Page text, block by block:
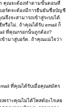
คุณจะต้องทำตามขั้นตอนที่
อร์ดจะต้องมีการยืนยันชื่อบัญชี
งจะสามารถเข้าสู่ระบบได้.
รือไม่. ถ้าคุณได้รับ email ก็
ที่คุณกรอกนั้นถูกต้อง?
ข้ามาสู่บอร์ด. ถ้าคุณแน่ใจว่า
ที่คุณได้รับเมื่อคุณสมัคร
ราะคุณไม่ได้โพสต์อะไรเลย